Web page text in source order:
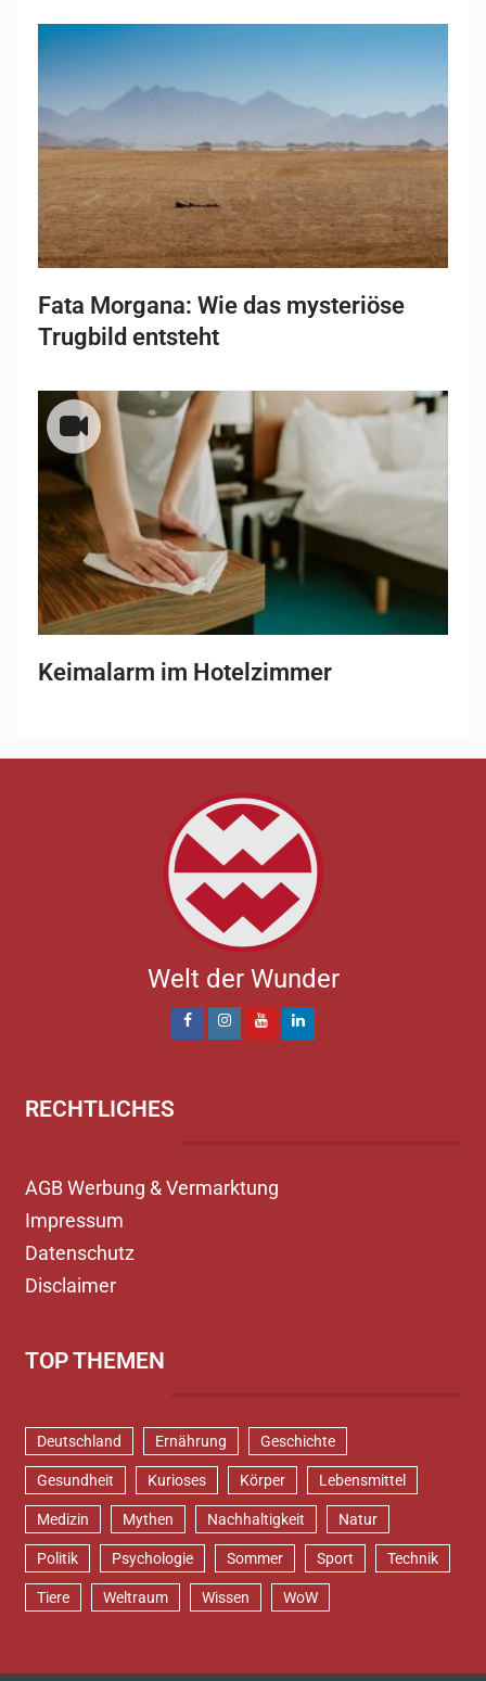
Fata Morgana: Wie das mysteriöse
Trugbild entsteht
Keimalarm im Hotelzimmer
Welt der Wunder
RECHTLICHES
AGB Werbung & Vermarktung
Impressum
Datenschutz
Disclaimer
TOP THEMEN
Deutschland Ernährung Geschichte
Gesundheit Kurioses Körper Lebensmittel
Medizin Mythen Nachhaltigkeit Natur
Politik Psychologie Sommer Sport Technik
Tiere Weltraum Wissen WoW